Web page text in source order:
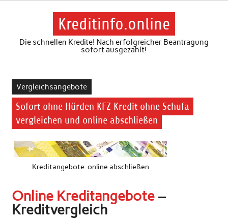
Skip
Kreditinfo.online
Die schnellen Kredite! Nach erfolgreicher Beantragung
sofort ausgezahlt!
Vergleichsangebote
Sofort ohne Hürden KFZ Kredit ohne Schufa
vergleichen und online abschließen
Kreditangebote. online abschließen
Online Kreditangebote–
Kreditvergleich